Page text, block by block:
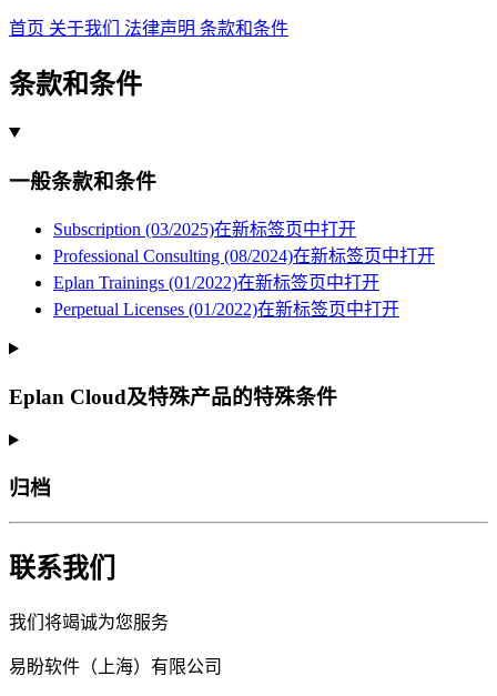
首页 关于我们 法律声明 条款和条件
条款和条件
一般条款和条件
Subscription (03/2025)在新标签页中打开
Professional Consulting (08/2024)在新标签页中打开
Eplan Trainings (01/2022)在新标签页中打开
Perpetual Licenses (01/2022)在新标签页中打开
Eplan Cloud及特殊产品的特殊条件
归档
联系我们
我们将竭诚为您服务
易盼软件（上海）有限公司